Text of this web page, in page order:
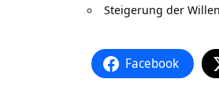
Steigerung der
Facebook